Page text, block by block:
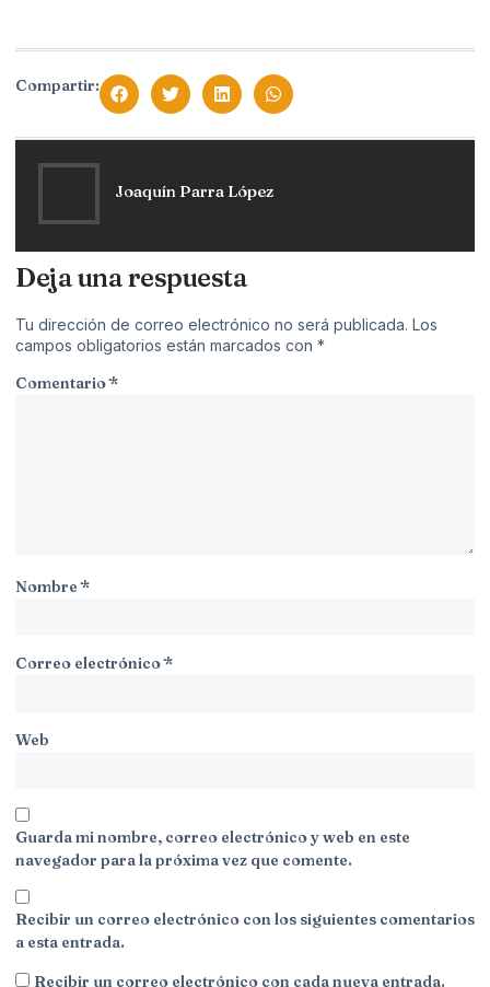
Compartir:
Joaquín Parra López
Deja una respuesta
Tu dirección de correo electrónico no será publicada. Los
campos obligatorios están marcados con *
Comentario*
Nombre*
Correo electrónico*
Web
Guarda mi nombre, correo electrónico y web en este
navegador para la próxima vez que comente.
Recibir un correo electrónico con los siguientes comentarios
a esta entrada.
Recibir un correo electrónico con cada nueva entrada.